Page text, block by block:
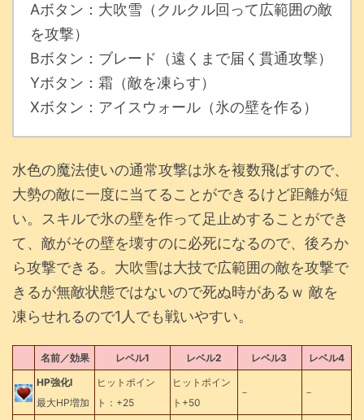
Aボタン：大吹雪（クルクル回って広範囲の敵
を攻撃）
Bボタン：ブレード（遠くまで届く貫通攻撃）
Yボタン：霜（敵を凍らす）
Xボタン：アイスウォール（氷の壁を作る）
水色の魔法使いの通常攻撃は氷を複数飛ばすので、
大勢の敵に一度に当てることができるけど距離が短
い。スキルで氷の壁を作って足止めすることができ
て、敵がその壁を壊すのに必死になるので、後ろか
ら攻撃できる。大吹雪は大技で広範囲の敵を攻撃で
きるが無敵状態ではないので死ぬ時があるｗ 敵を
凍らせれるので1人でも戦いやすい。
名前／効果 レベル1 レベル2 レベル3
レベル4
HP強化Ⅰ
最大HP増加
ヒットポイン
ト：+25
ヒットポイン
ト+50
－ －